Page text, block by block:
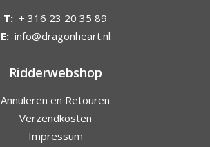
T: + 316 23 20 35 89
E: info@dragonheart.nl
Ridderwebshop
Annuleren en Retouren
Verzendkosten
Impressum